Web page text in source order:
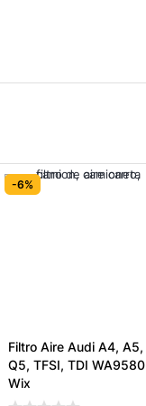
-6%
Filtro Aire Audi A4, A5,
Q5, TFSI, TDI WA9580
Wix